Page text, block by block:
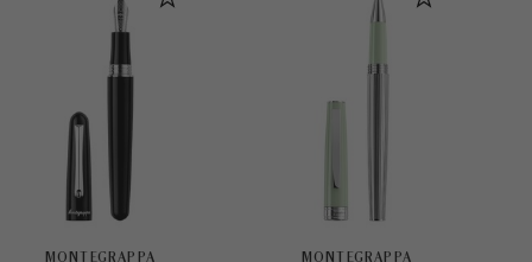
MONTEGRAPPA MONTEGRAPPA